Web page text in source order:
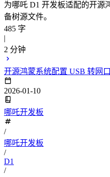
为哪吒 D1 开发板适配的开源
备树源文件。
485 字
|
2 分钟
开源鸿蒙系统配置 USB 转网
2026-01-10
哪吒开发板
/
哪吒开发板
/
D1
/